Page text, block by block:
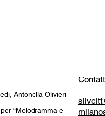
Antonella Olivieri
“Melodramma e